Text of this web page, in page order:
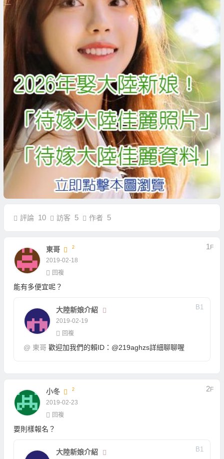
評論 10 訪客 5 作者 5
東哥 2
2019-02-18
1F
回複
能有多便宜呢？
大陸新娘介紹
2019-02-19
B1
回複
@ 東哥歡迎加我們的賴ID：@219aghzs詳細聊聊喔
小冬 2
2019-02-23
2F
回複
要則樣報名？
大陸新娘介紹 B1